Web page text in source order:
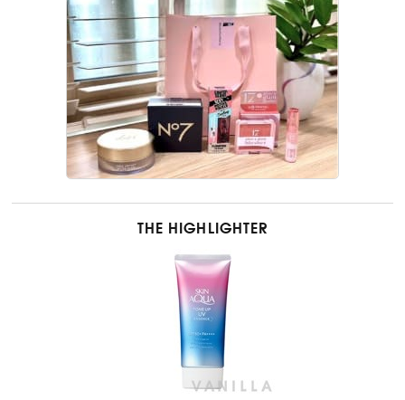
THE HIGHLIGHTER